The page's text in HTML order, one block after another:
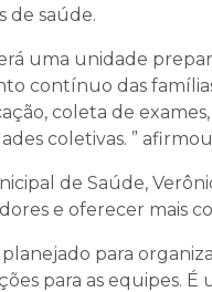
de saúde.
uma unidade
contínuo das
coleta de
coletivas. ”
de Saúde,
e oferecer mais
planejado para
para as equipes.